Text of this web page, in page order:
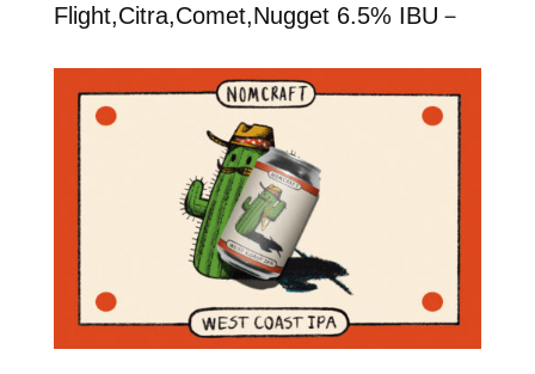
Flight,Citra,Comet,Nugget 6.5% IBU－